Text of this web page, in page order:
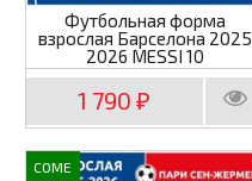
Футбольная форма
взрослая Барселона 2025
2026 MESSI 10
1 790₽
COME